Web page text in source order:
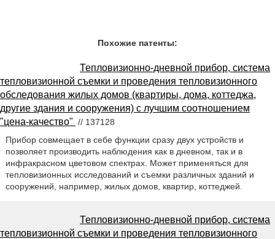
Похожие патенты:
Тепловизионно-дневной прибор, система
тепловизионной съемки и проведения тепловизионного
обследования жилых домов (квартиры, дома, коттеджа,
другие здания и сооружения) с лучшим соотношением
"цена-качество" // 137128
Прибор совмещает в себе функции сразу двух устройств и
позволяет производить наблюдения как в дневном, так и в
инфракрасном цветовом спектрах. Может применяться для
тепловизионных исследований и съемки различных зданий и
сооружений, например, жилых домов, квартир, коттеджей.
Тепловизионно-дневной прибор, система
тепловизионной съемки и проведения тепловизионного